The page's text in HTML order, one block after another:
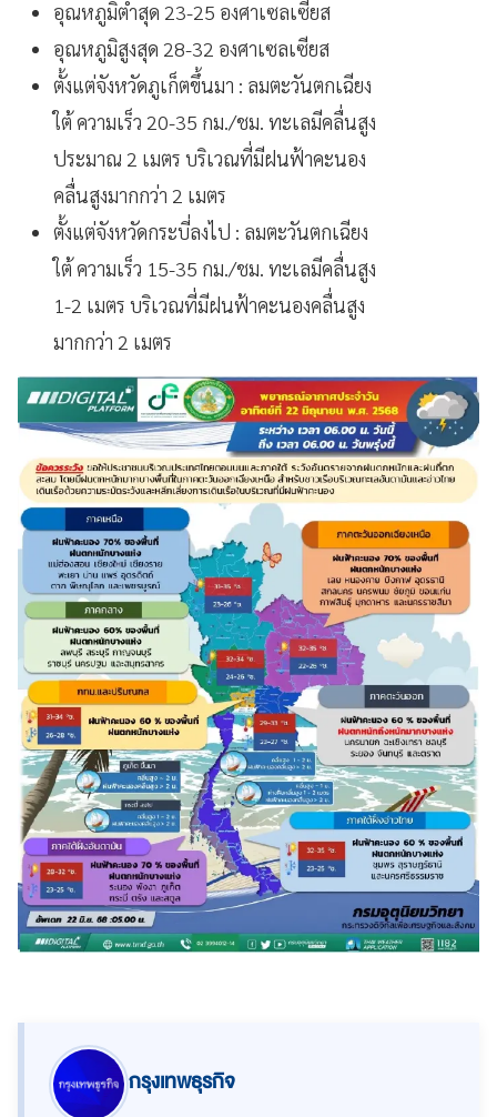
อุณหภูมิต่ำสุด 23-25 องศาเซลเซียส
อุณหภูมิสูงสุด 28-32 องศาเซลเซียส
ตั้งแต่จังหวัดภูเก็ตขึ้นมา : ลมตะวันตกเฉียง
ใต้ ความเร็ว 20-35 กม./ชม. ทะเลมีคลื่นสูง
ประมาณ 2 เมตร บริเวณที่มีฝนฟ้าคะนอง
คลื่นสูงมากกว่า 2 เมตร
ตั้งแต่จังหวัดกระบี่ลงไป : ลมตะวันตกเฉียง
ใต้ ความเร็ว 15-35 กม./ชม. ทะเลมีคลื่นสูง
1-2 เมตร บริเวณที่มีฝนฟ้าคะนองคลื่นสูง
มากกว่า 2 เมตร
กรุงเทพธุรกิจ